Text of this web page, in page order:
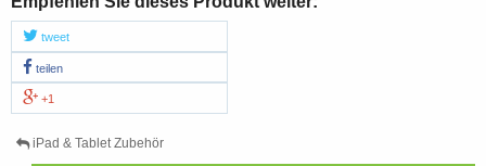
tweet
teilen
+1
iPad & Tablet Zubehör